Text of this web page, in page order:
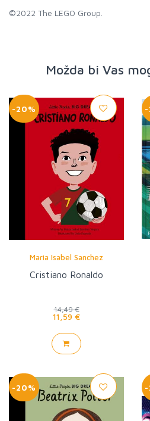
©2022 The LEGO Group.
Možda bi Vas
-20%
Maria Isabel Sanchez
Cristiano Ronaldo
14,49 €
11,59 €
-
-20% -